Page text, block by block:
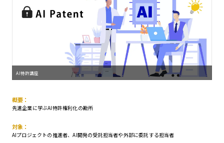
AI特許講座
概要：
先進企業に学ぶAI特許権利化の勘所
対象：
AIプロジェクトの推進者、AI開発の受託担当者や外部に委託する担当者